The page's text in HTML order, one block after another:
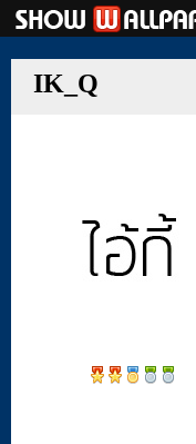
IK_Q